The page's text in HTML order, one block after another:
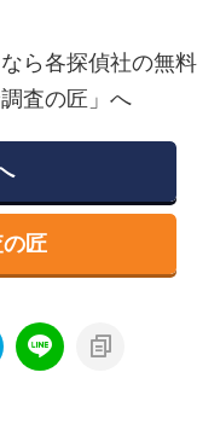
ら各探偵社の無料
査の匠」へ
匠